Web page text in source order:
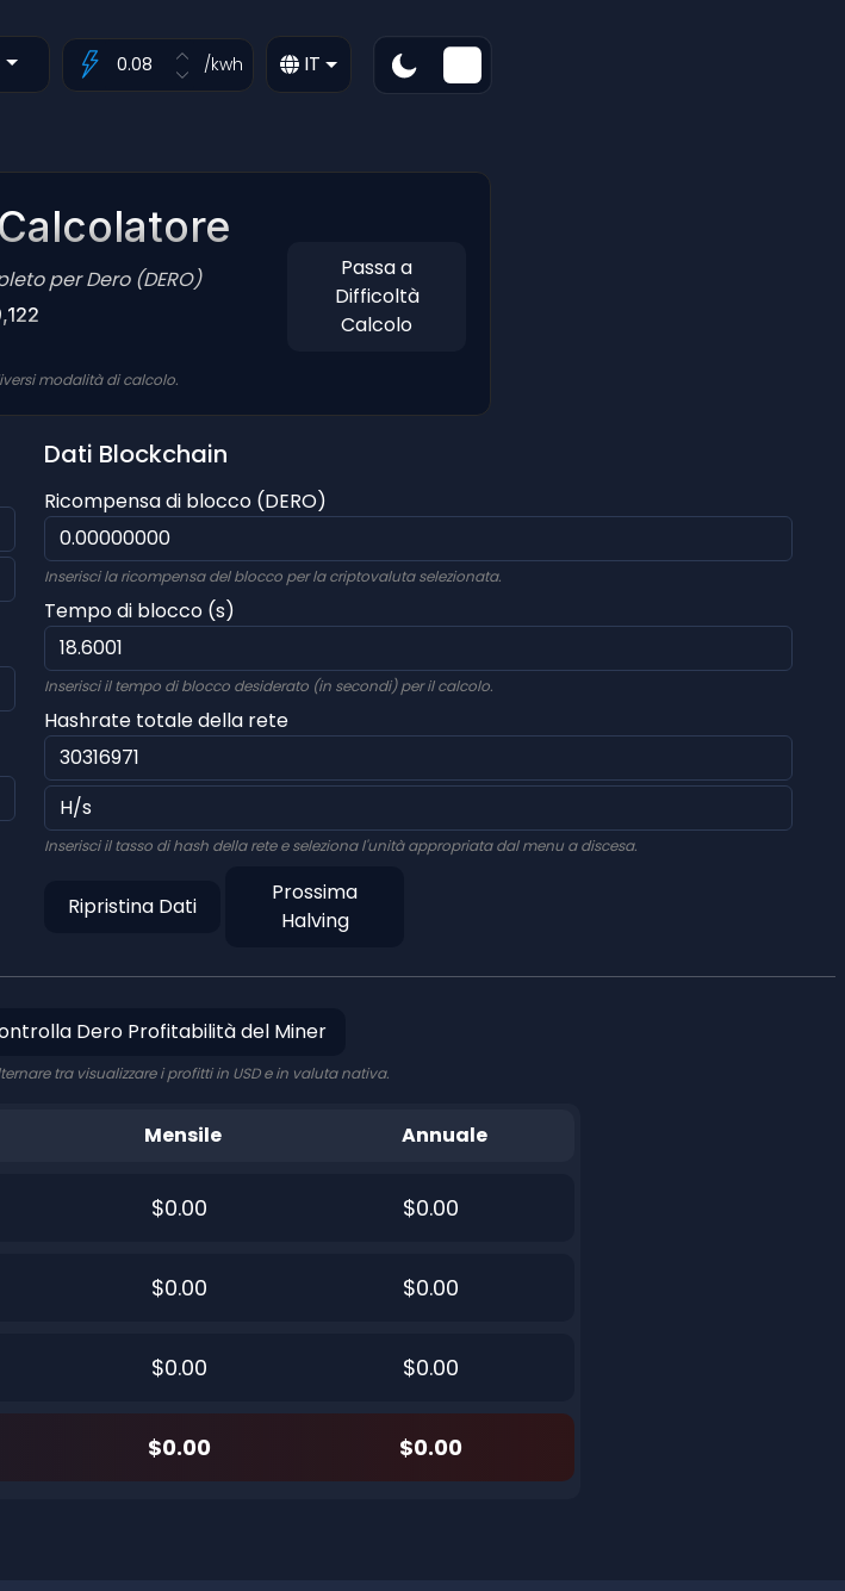
/kwh IT
per Dero (DERO)
modalità di calcolo.
Passa a
Difficoltà
Calcolo
Dati Blockchain
Ricompensa di blocco (DERO)
Inserisci la ricompensa del blocco per la criptovaluta selezionata.
Tempo di blocco (s)
Inserisci il tempo di blocco desiderato (in secondi) per il calcolo.
Hashrate totale della rete
Inserisci il tasso di hash della rete e seleziona l'unità appropriata dal menu a discesa.
Ripristina Dati
Prossima
Halving
Dero Profitabilità del Miner
tra visualizzare i profitti in USD e in valuta nativa.
Mensile Annuale
$0.00 $0.00
$0.00 $0.00
$0.00 $0.00
$0.00 $0.00